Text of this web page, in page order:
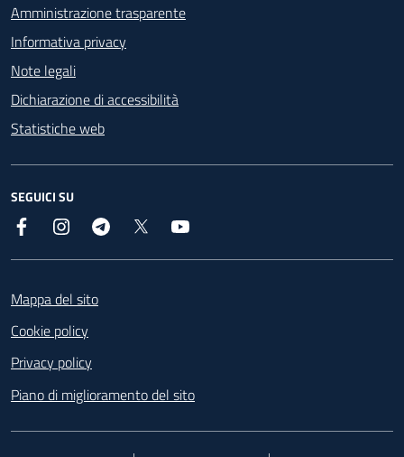
Amministrazione trasparente
Informativa privacy
Note legali
Dichiarazione di accessibilità
Statistiche web
SEGUICI SU
Facebook InstagramTelegram
Mappa del sito
Cookie policy
Privacy policy
Piano di miglioramento del sito